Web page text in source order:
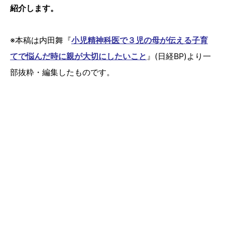
紹介します。
※本稿は内田舞『小児精神科医で３児の母が伝える子育
てで悩んだ時に親が大切にしたいこと 』(日経BP)より一
部抜粋・編集したものです。